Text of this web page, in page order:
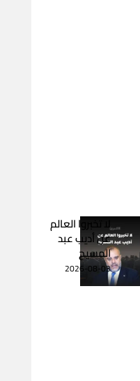
لا تخبروا العالم
عن أديب عبد
المسيح
2026-08-03